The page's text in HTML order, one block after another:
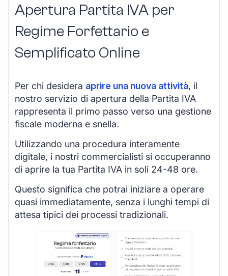
Apertura Partita IVA per
Regime Forfettario e
Semplificato Online
Per chi desidera aprire una nuova attività, il
nostro servizio di apertura della Partita IVA
rappresenta il primo passo verso una gestione
fiscale moderna e snella.
Utilizzando una procedura interamente
digitale, i nostri commercialisti si occuperanno
di aprire la tua Partita IVA in soli 24-48 ore.
Questo significa che potrai iniziare a operare
quasi immediatamente, senza i lunghi tempi di
attesa tipici dei processi tradizionali.